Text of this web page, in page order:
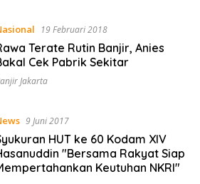
19 Februari 2018
Terate Rutin Banjir, Anies
Cek Pabrik Sekitar
Jakarta
9 Juni 2017
HUT ke 60 Kodam XIV
"Bersama Rakyat Siap
Keutuhan NKRI"